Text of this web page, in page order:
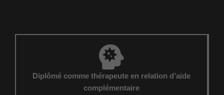
Diplômé comme thérapeute en relation d’aide
complémentaire